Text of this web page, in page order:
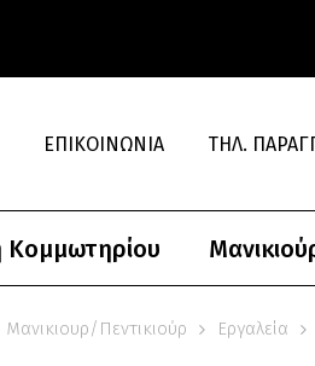
ΕΠΙΚΟΙΝΩΝΊΑ ΤΗΛ.
Κομμωτηρίου
Μανικιουρ/Πεντικιούρ Εργαλεία